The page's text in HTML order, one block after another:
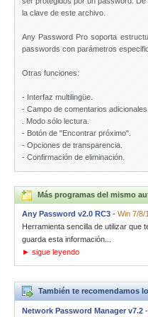
la clave de este archivo.
Any Password Pro soporta
passwords con parámetros
Otras funciones:
- Interfaz multilingüe.
- Campo de comentarios
. Modo sólo lectura.
- Botón de "Encontrar próximo".
- Opciones de transparencia.
- Confirmación de eliminación.
Más programas del mismo
Any Password v2.0 RC3- Win 7/8/
Herramienta sencilla de utilizar que
guarda esta información...
► sigue leyendo
También te recomendamos
Network Password Manager v7.2